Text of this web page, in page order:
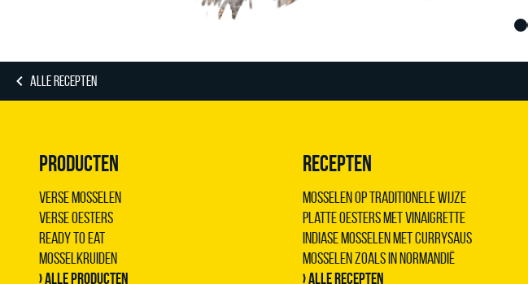
ALLE RECEPTEN
PRODUCTEN
Verse Mosselen
Verse Oesters
Ready to Eat
Mosselkruiden
› Alle producten
RECEPTEN
Mosselen op traditionele wijze
Platte oesters met vinaigrette
Indiase mosselen met Currysaus
Mosselen zoals in Normandië
› Alle recepten